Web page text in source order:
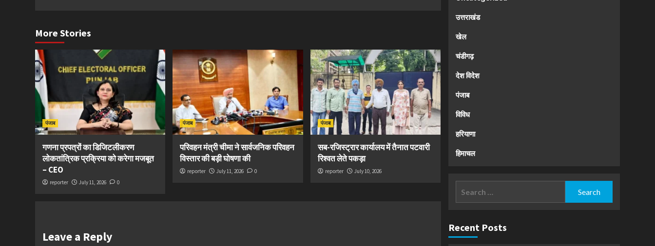
More Stories
पंजाब
गणना प्रपत्रों का डिजिटलीकरण
लोकतांत्रिक प्रक्रिया को करेगा मजबूत
– CEO
reporter July 11, 2026 0
पंजाब
परिवहन मंत्री चीमा ने सार्वजनिक परिवहन
विस्तार की बड़ी घोषणा की
reporter July 11, 2026 0
पंजाब
सब-रजिस्ट्रार कार्यालय में तैनात पटवारी
रिश्वत लेते पकड़ा
reporter July 10, 2026
Leave a Reply
उत्तराखंड
खेल
चंडीगढ़
देश विदेश
पंजाब
विविध
हरियाणा
हिमाचल
Recent Posts